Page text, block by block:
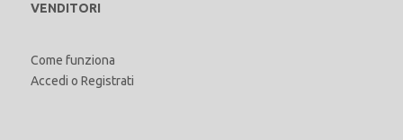
VENDITORI
Come funziona
Accedi o Registrati